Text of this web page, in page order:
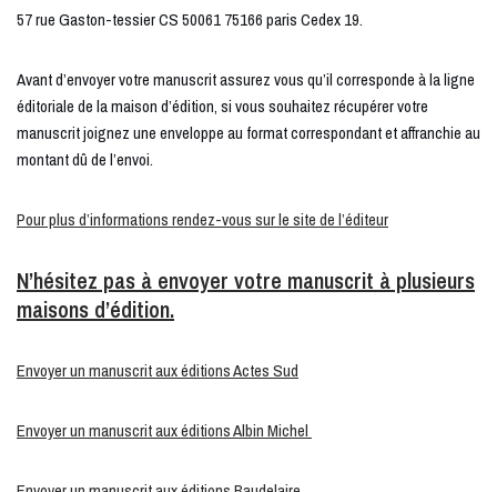
57 rue Gaston-tessier CS 50061 75166 paris Cedex 19.
Avant d’envoyer votre manuscrit assurez vous qu’il corresponde à la ligne
éditoriale de la maison d’édition, si vous souhaitez récupérer votre
manuscrit joignez une enveloppe au format correspondant et affranchie au
montant dû de l’envoi.
Pour plus d’informations rendez-vous sur le site de l’éditeur
N’hésitez pas à envoyer votre manuscrit à plusieurs
maisons d’édition.
Envoyer un manuscrit aux éditions Actes Sud
Envoyer un manuscrit aux éditions Albin Michel